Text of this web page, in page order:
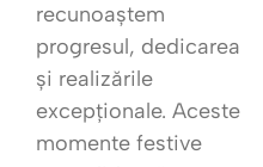
recunoaștem
progresul, dedicarea
și realizările
excepționale. Aceste
momente festive